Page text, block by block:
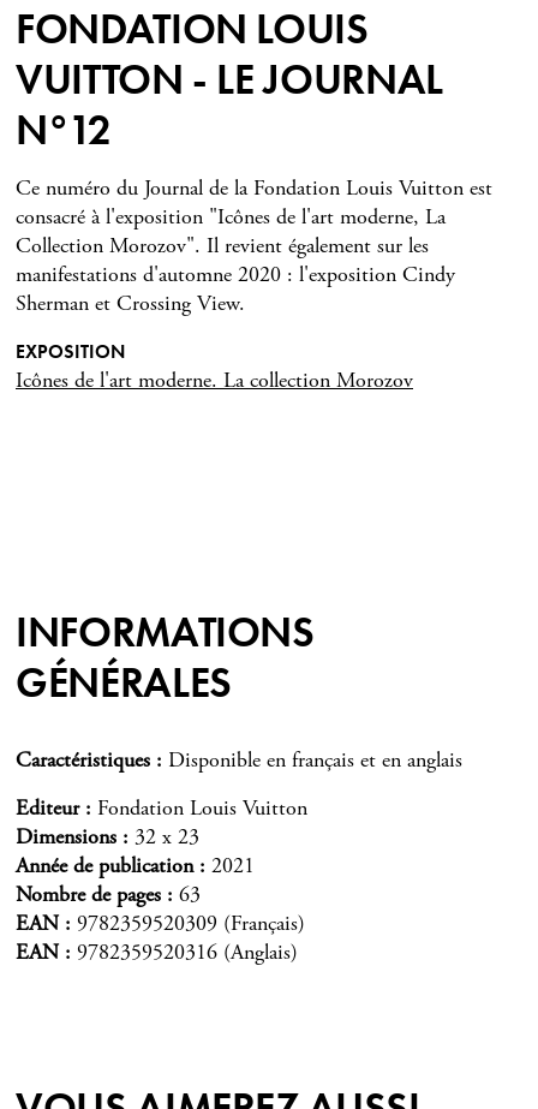
FONDATION LOUIS
VUITTON - LE JOURNAL
N°12
Ce numéro du Journal de la Fondation Louis Vuitton est
consacré à l'exposition "Icônes de l'art moderne, La
Collection Morozov". Il revient également sur les
manifestations d'automne 2020 : l'exposition Cindy
Sherman et Crossing View.
EXPOSITION
Icônes de l'art moderne. La collection Morozov
INFORMATIONS
GÉNÉRALES
Caractéristiques
Disponible en français et en anglais
Editeur
Fondation Louis Vuitton
Dimensions
32 x 23
Année de publication
2021
Nombre de pages
63
EAN
9782359520309 (Français)
EAN
9782359520316 (Anglais)